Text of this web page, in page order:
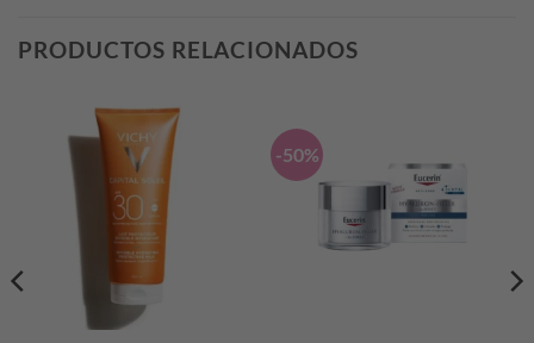
PRODUCTOS RELACIONADOS
-50%